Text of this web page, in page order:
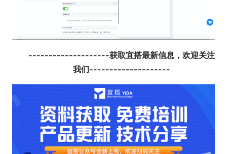
--------------------获取宜搭最新信息，欢迎关注
我们--------------------